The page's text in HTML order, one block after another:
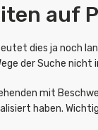
auf
dies ja noch
der Suche nicht
mit
haben.